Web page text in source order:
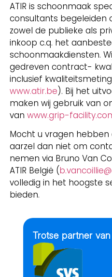
ATIR is schoonmaak
consultants begeleiden
zowel de publieke als
inkoop c.q. het
schoonmaakdiensten.
gedreven contract-
inclusief
www.atir.be). Bij het
maken wij gebruik van
van www.grip-
Mocht u vragen
aarzel dan niet om
nemen via Bruno Van
ATIR België (
volledig in het hoogste
bieden.
Trotse partner van